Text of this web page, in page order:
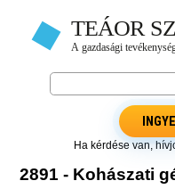
Ha kérdése van,
2891 - Kohászati